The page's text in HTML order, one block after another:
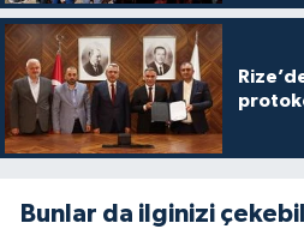
Bunlar da ilginizi
Erzurum Müftülüğü
Eskişehir Müftülüğü
Gaziantep Müftülüğü
Giresun Müftülüğü